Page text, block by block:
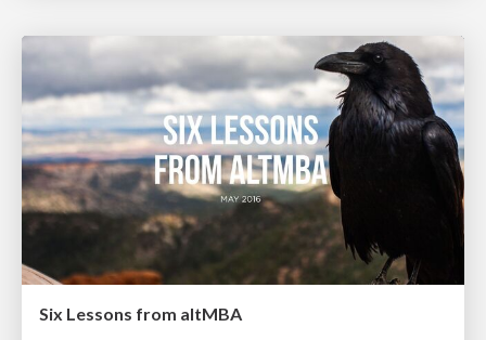
Six Lessons from altMBA